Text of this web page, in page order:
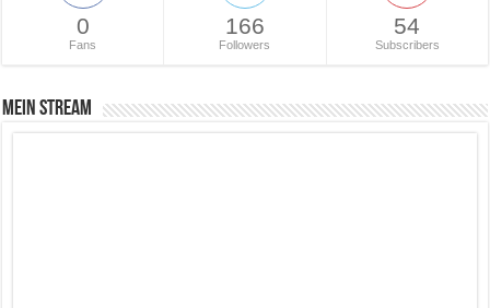
0
Fans
166
Followers
54
Subscribers
Mein Stream